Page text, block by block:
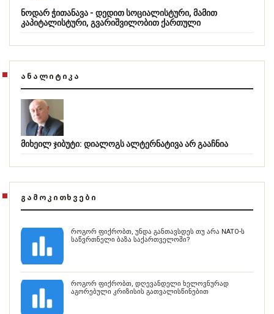
ნოდარ ჭითანავა - დედით სოციალისტური, მამით
კაპიტალისტური, გვარიშვილობით ქართული
ᲐᲜᲐᲚᲘᲢᲘᲙᲐ
მიხეილ ჯიბუტი: დიალოგს ალტერნატივა არ გააჩნია
ᲒᲐᲛᲝᲙᲘᲗᲮᲕᲔᲑᲘ
როგორ ფიქრობთ, უნდა განთავსდეს თუ არა NATO-ს
საწვრთნელი ბაზა საქართველოში?
როგორ ფიქრობთ, დღევანდელი ხელოვნურად
აგორებული კრიზისის გათვალისწინებით